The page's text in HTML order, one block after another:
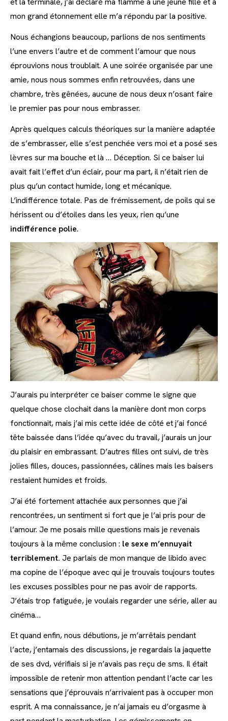
mon grand étonnement elle m’a répondu par la positive.
Nous échangions beaucoup, parlions de nos sentiments
l’une envers l’autre et de comment l’amour que nous
éprouvions nous troublait. A une soirée organisée par une
amie, nous nous sommes enfin retrouvées, dans une
chambre, très gênées, aucune de nous deux n’osant faire
le premier pas pour nous embrasser.
Après quelques calculs théoriques sur la manière adaptée
de s’embrasser, elle s’est penchée vers moi et a posé ses
lèvres sur ma bouche et là … Déception. Si ce baiser lui
avait fait l’effet d’un éclair, pour ma part, il n’était rien de
plus qu’un contact humide, long et mécanique.
L’indifférence totale. Pas de frémissement, de poils qui se
hérissent ou d’étoiles dans les yeux, rien qu’une
indifférence polie.
J’aurais pu interpréter ce baiser comme le signe que
quelque chose clochait dans la manière dont mon corps
fonctionnait, mais j’ai mis cette idée de côté et j’ai foncé
tête baissée dans l’idée qu’avec du travail, j’aurais un jour
du plaisir en embrassant. D’autres filles ont suivi, de très
jolies filles, douces, passionnées, câlines mais les baisers
restaient humides et froids.
J’ai été fortement attachée aux personnes que j’ai
rencontrées, un sentiment si fort que je l’ai pris pour de
l’amour. Je me posais mille questions mais je revenais
toujours à la même conclusion : le sexe m’ennuyait
terriblement. Je parlais de mon manque de libido avec
ma copine de l’époque avec qui je trouvais toujours toutes
les excuses possibles pour ne pas avoir de rapports.
J’étais trop fatiguée, je voulais regarder une série, aller au
cinéma…
Et quand enfin, nous débutions, je m’arrêtais pendant
l’acte, j’entamais des discussions, je regardais la jaquette
de ses dvd, vérifiais si je n’avais pas reçu de sms. Il était
impossible de retenir mon attention pendant l’acte car les
sensations que j’éprouvais n’arrivaient pas à occuper mon
esprit. A ma connaissance, je n’ai jamais eu d’orgasme à